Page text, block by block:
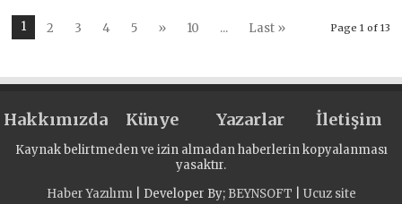
ERDOĞAN`DAN
`YA HAYIRLI
MEHMET
NİSAN MESAJI
Page 1 of 13
1 2 3 4 5 » 10 ... Last »
Hakkımızda Künye Yazarlar İletişim
Kaynak belirtmeden ve izin almadan haberlerin kopyalanması
yasaktır.
Haber Yazılımı| Developer By; BEYNSOFT Ucuz site